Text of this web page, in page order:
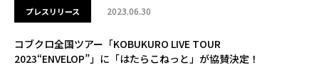
プレスリリース 2023.06.30
コブクロ全国ツアー「KOBUKURO LIVE TOUR
2023“ENVELOP”」に「はたらこねっと」が協賛決定！